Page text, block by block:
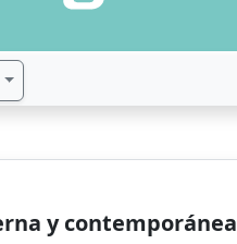
y contemporánea